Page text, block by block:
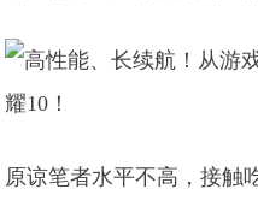
原谅笔者水平不高，接触